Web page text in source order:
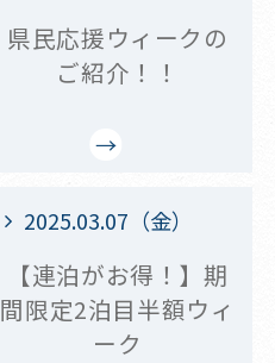
県民応援ウィークの
ご紹介！！
2025.03.07（金）
【連泊がお得！】期
間限定2泊目半額ウィ
ーク